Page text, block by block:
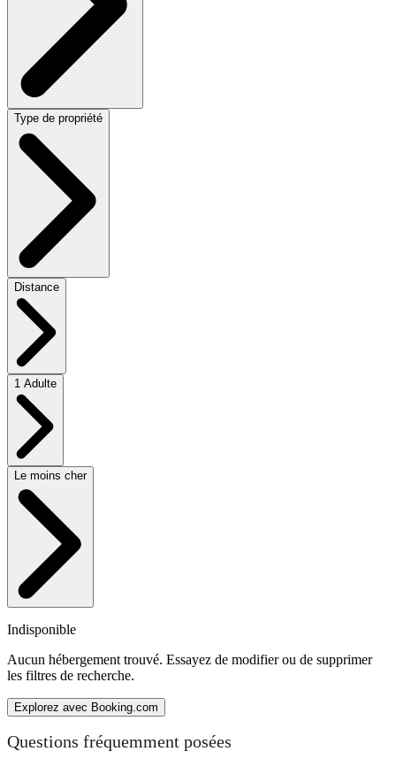
Type de propriété
Distance
1 Adulte
Le moins cher
Indisponible
Aucun hébergement trouvé. Essayez de modifier ou de supprimer
les filtres de recherche.
Explorez avec Booking.com
Questions fréquemment posées